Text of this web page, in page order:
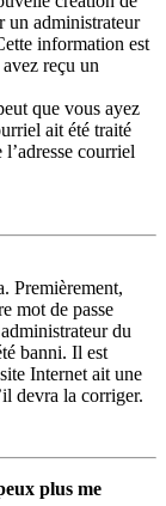
un administrateur
information est
reçu un
que vous ayez
ait été traité
courriel
Premièrement,
mot de passe
du
banni. Il est
Internet ait une
devra la corriger.
plus me